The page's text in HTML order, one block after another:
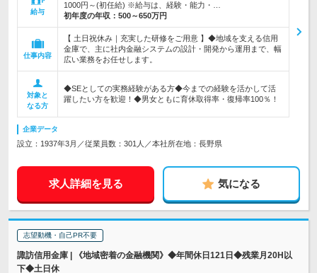
給与
1000円～(初任給) ※給与は、経験・能力・…
初年度の年収： 500～650万円
仕事内容
【 土日祝休み｜充実した研修をご用意 】◆地域を支える信用
金庫で、主に社内金融システムの設計・開発から運用まで、幅
広い業務をお任せします。
対象と
なる方
◆SEとしての実務経験がある方◆今までの経験を活かして活
躍したい方を歓迎！◆男女ともに育休取得率・復帰率100％！
企業データ
設立：1937年3月／従業員数：301人／本社所在地：長野県
求人詳細を見る 気になる
志望動機・自己PR不要
諏訪信用金庫 | 《地域密着の金融機関》◆年間休日121日◆残業月20H以
下◆土日休